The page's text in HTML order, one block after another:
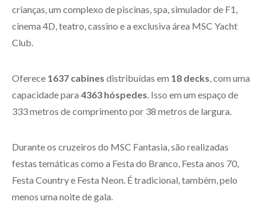
crianças, um complexo de piscinas, spa, simulador de F1,
cinema 4D, teatro, cassino e a exclusiva área MSC Yacht
Club.
Oferece 1637 cabines distribuídas em 18 decks , com uma
capacidade para 4363 hóspedes . Isso em um espaço de
333 metros de comprimento por 38 metros de largura.
Durante os cruzeiros do MSC Fantasia, são realizadas
festas temáticas como a Festa do Branco, Festa anos 70,
Festa Country e Festa Neon. É tradicional, também, pelo
menos uma noite de gala.